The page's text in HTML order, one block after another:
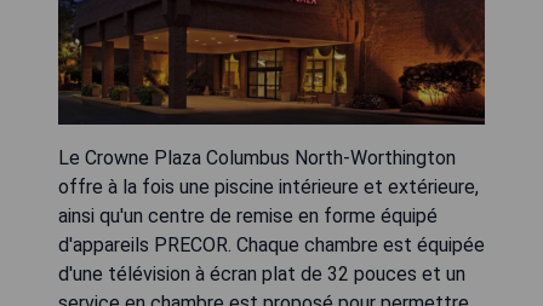
Le Crowne Plaza Columbus North-Worthington
offre à la fois une piscine intérieure et extérieure,
ainsi qu'un centre de remise en forme équipé
d'appareils PRECOR. Chaque chambre est équipée
d'une télévision à écran plat de 32 pouces et un